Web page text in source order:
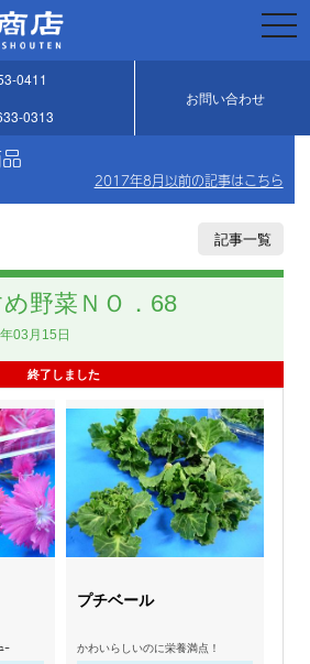
0411
お問い合わせ
0313
2017年8月以前の記事はこちら
記事一覧
野菜ＮＯ．68
03月15日
終了しました
ｰ
プチベール
かわいらしいのに栄養満点！